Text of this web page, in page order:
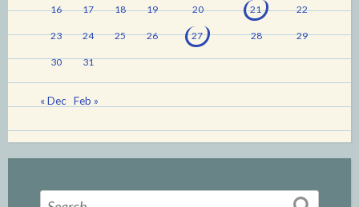
16 17 18 19 20 21 22
23 24 25 26 27 28 29
30 31
« Dec Feb »
Search